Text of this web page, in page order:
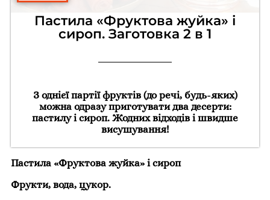
Пастила «Фруктова жуйка» і
сироп. Заготовка 2 в 1
З однієї партії фруктів (до речі, будь-яких)
можна одразу приготувати два десерти:
пастилу і сироп. Жодних відходів і швидше
висушування!
Пастила «Фруктова жуйка» і сироп
Фрукти, вода, цукор.